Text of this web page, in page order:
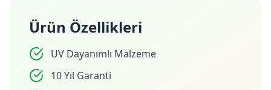
Ürün Özellikleri
UV Dayanımlı Malzeme
10 Yıl Garanti